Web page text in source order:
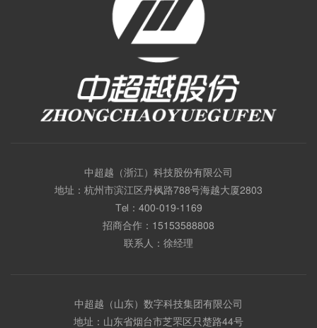
中超越（浙江）科技股份有限公司
地址：杭州市滨江区丹枫路788号海越大厦2803
Tel： 400-019-1169
招商合作： 15153588808
联系人：徐经理
中超越（山东）数字科技集团有限公司
地址：山东省烟台市芝罘区只楚路44号